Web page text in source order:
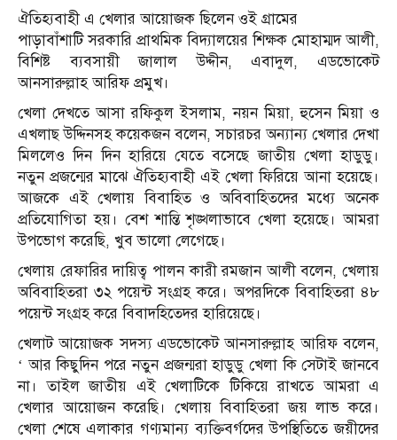
ঐতিহ্যবাহী এ খেলার আয়োজক ছিলেন ওই গ্রামের
পাড়াবাঁশাটি সরকারি প্রাথমিক বিদ্যালয়ের শিক্ষক মোহাম্মদ আলী,
বিশিষ্ট ব্যবসায়ী জালাল উদ্দীন, এবাদুল, এডভোকেট
আনসারুল্লাহ আরিফ প্রমুখ।
খেলা দেখতে আসা রফিকুল ইসলাম, নয়ন মিয়া, হুসেন মিয়া ও
এখলাছ উদ্দিনসহ কয়েকজন বলেন, সচারচর অন্যান্য খেলার দেখা
মিললেও দিন দিন হারিয়ে যেতে বসেছে জাতীয় খেলা হাডুডু।
নতুন প্রজন্মের মাঝে ঐতিহ্যবাহী এই খেলা ফিরিয়ে আনা হয়েছে।
আজকে এই খেলায় বিবাহিত ও অবিবাহিতদের মধ্যে অনেক
প্রতিযোগিতা হয়। বেশ শান্তি শৃঙ্খলাভাবে খেলা হয়েছে। আমরা
উপভোগ করেছি, খুব ভালো লেগেছে।
খেলায় রেফারির দায়িত্ব পালন কারী রমজান আলী বলেন, খেলায়
অবিবাহিতরা ৩২ পয়েন্ট সংগ্রহ করে। অপরদিকে বিবাহিতরা ৪৮
পয়েন্ট সংগ্রহ করে বিবাদহিতেদর হারিয়েছে।
খেলাট আয়োজক সদস্য এডভোকেট আনসারুল্লাহ আরিফ বলেন,
‘ আর কিছুদিন পরে নতুন প্রজন্মরা হাডুডু খেলা কি সেটাই জানবে
না। তাইল জাতীয় এই খেলাটিকে টিকিয়ে রাখতে আমরা এ
খেলার আয়োজন করেছি। খেলায় বিবাহিতরা জয় লাভ করে।
খেলা শেষে এলাকার গণ্যমান্য ব্যক্তিবর্গদের উপস্থিতিতে জয়ীদের